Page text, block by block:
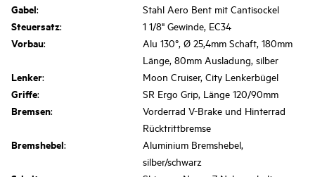
Gabel: Stahl Aero Bent mit Cantisockel
Steuersatz: 1 1/8" Gewinde, EC34
Vorbau:
Alu 130°, Ø 25,4mm Schaft, 180mm
Länge, 80mm Ausladung, silber
Lenker: Moon Cruiser, City Lenkerbügel
Griffe: SR Ergo Grip, Länge 120/90mm
Bremsen:
Vorderrad V-Brake und Hinterrad
Rücktrittbremse
Bremshebel:
Aluminium Bremshebel,
silber/schwarz